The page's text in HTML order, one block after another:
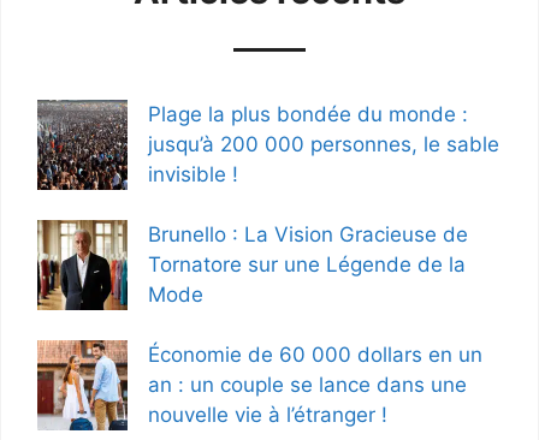
Plage la plus bondée du monde :
jusqu’à 200 000 personnes, le sable
invisible !
Brunello : La Vision Gracieuse de
Tornatore sur une Légende de la
Mode
Économie de 60 000 dollars en un
an : un couple se lance dans une
nouvelle vie à l’étranger !